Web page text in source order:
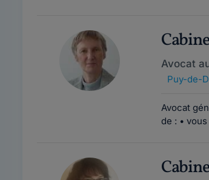
Avocat
Puy-de-
Avocat
de : •